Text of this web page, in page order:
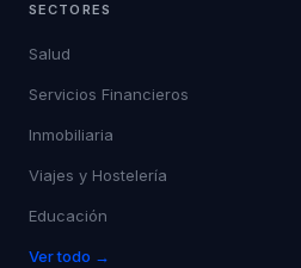
SECTORES
Salud
Servicios Financieros
Inmobiliaria
Viajes y Hostelería
Educación
Ver todo →